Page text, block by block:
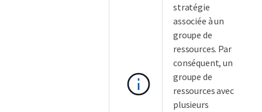
stratégie
associée à un
groupe de
ressources. Par
conséquent, un
groupe de
ressources avec
plusieurs